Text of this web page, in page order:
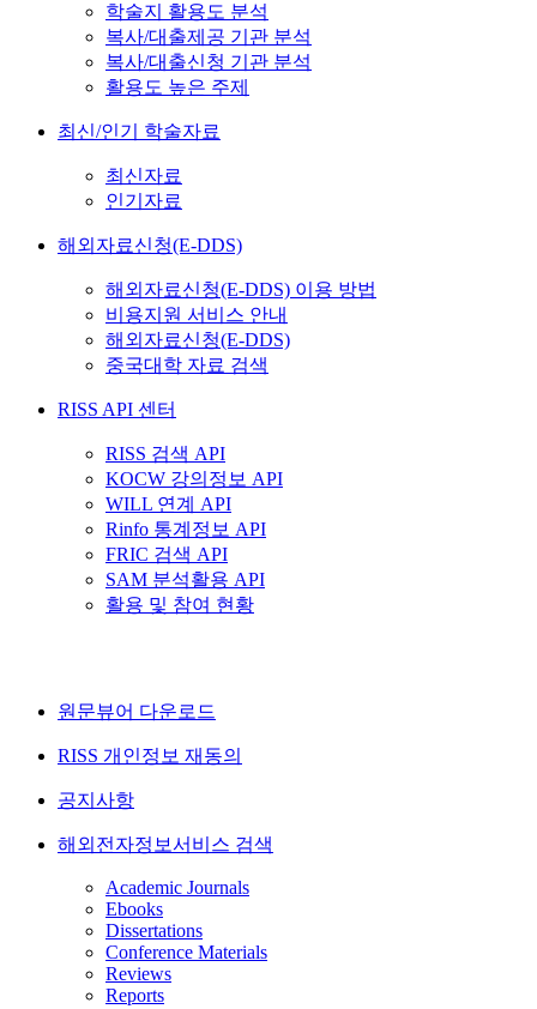
학술지 활용도 분석
복사/대출제공 기관 분석
복사/대출신청 기관 분석
활용도 높은 주제
최신/인기 학술자료
최신자료
인기자료
해외자료신청(E-DDS)
해외자료신청(E-DDS) 이용 방법
비용지원 서비스 안내
해외자료신청(E-DDS)
중국대학 자료 검색
RISS API 센터
RISS 검색 API
KOCW 강의정보 API
WILL 연계 API
Rinfo 통계정보 API
FRIC 검색 API
SAM 분석활용 API
활용 및 참여 현황
원문뷰어 다운로드
RISS 개인정보 재동의
공지사항
해외전자정보서비스 검색
Academic Journals
Ebooks
Dissertations
Conference Materials
Reviews
Reports